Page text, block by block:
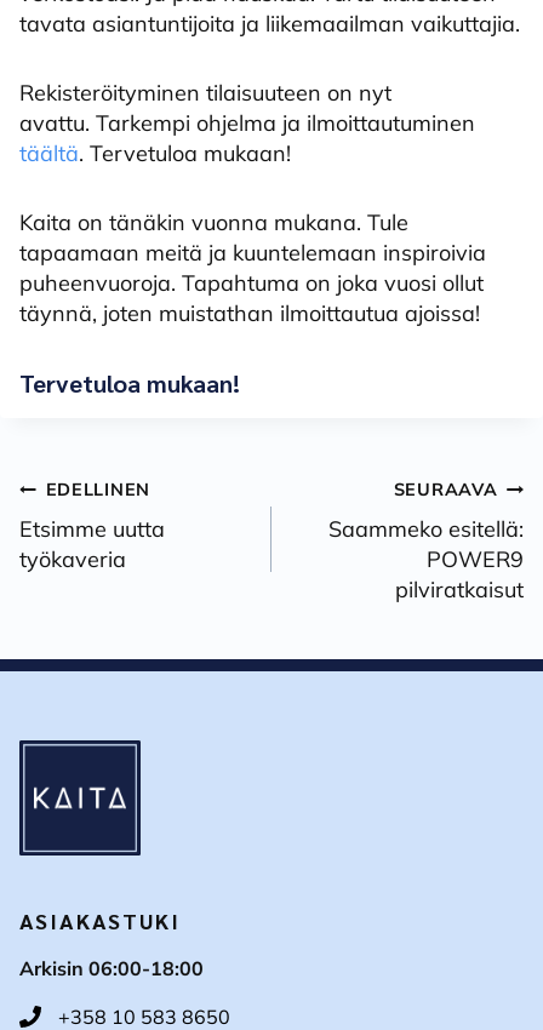
tavata asiantuntijoita ja liikemaailman vaikuttajia.
Rekisteröityminen tilaisuuteen on nyt
avattu. Tarkempi ohjelma ja ilmoittautuminen
täältä. Tervetuloa mukaan!
Kaita on tänäkin vuonna mukana. Tule
tapaamaan meitä ja kuuntelemaan inspiroivia
puheenvuoroja. Tapahtuma on joka vuosi ollut
täynnä, joten muistathan ilmoittautua ajoissa!
Tervetuloa mukaan!
Artikkelien
selaus
EDELLINEN
Etsimme uutta
työkaveria
SEURAAVA
Saammeko esitellä:
POWER9
pilviratkaisut
ASIAKASTUKI
Arkisin 06:00-18:00
+358 10 583 8650